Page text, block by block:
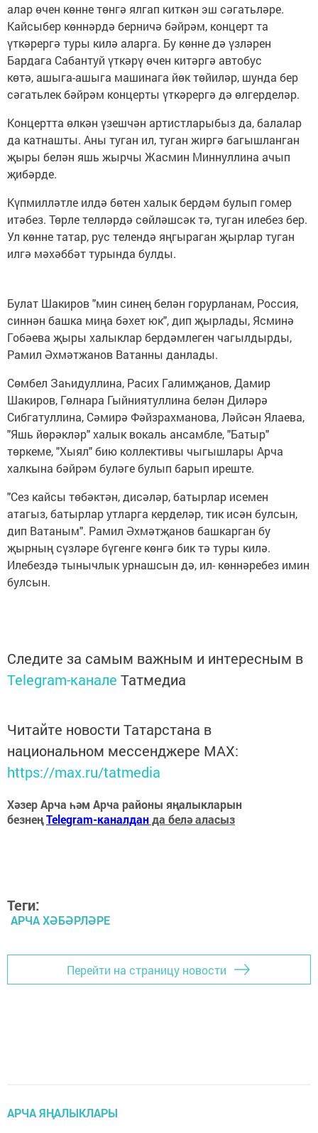
алар өчен көнне төнгә ялгап киткән эш сәгатьләре.
Кайсыбер көннәрдә берничә бәйрәм, концерт та
үткәрергә туры килә аларга. Бу көнне дә үзләрен
Бардага Сабантуй үткәрү өчен китәргә автобус
көтә, ашыга-ашыга машинага йөк төйиләр, шунда бер
сәгатьлек бәйрәм концерты үткәрергә дә өлгерделәр.
Концертта өлкән үзешчән артистларыбыз да, балалар
да катнашты. Аны туган ил, туган жиргә багышланган
җыры белән яшь жырчы Жасмин Миннуллина ачып
җибәрде.
Күпмилләтле илдә бөтен халык бердәм булып гомер
итәбез. Төрле телләрдә сөйләшсәк тә, туган илебез бер.
Ул көнне татар, рус телендә яңгыраган җырлар туган
илгә мәхәббәт турында булды.
Булат Шакиров "мин синең белән горурланам, Россия,
синнән башка миңа бәхет юк", дип җырлады, Ясминә
Гобәева җыры халыклар бердәмлеген чагылдырды,
Рамил Әхмәтжанов Ватанны данлады.
Сөмбел Заһидуллина, Расих Галимҗанов, Дамир
Шакиров, Гөлнара Гыйниятуллина белән Диләрә
Сибгатуллина, Сәмирә Фәйзрахманова, Ләйсән Ялаева,
"Яшь йөрәкләр" халык вокаль ансамбле, "Батыр"
төркеме, "Хыял" бию коллективы чыгышлары Арча
халкына бәйрәм буләге булып барып иреште.
"Сез кайсы төбәктән, дисәләр, батырлар исемен
атагыз, батырлар утларга керделәр, тик исән булсын,
дип Ватаным". Рамил Әхмәтҗанов башкарган бу
җырның сүзләре бүгенге көнгә бик тә туры килә.
Илебездә тынычлык урнашсын дә, ил- көннәребез имин
булсын.
Следите за самым важным и интересным в
Telegram-канале Татмедиа
Читайте новости Татарстана в
национальном мессенджере MАХ:
https://max.ru/tatmedia
Хәзер Арча һәм Арча районы яңалыкларын
безнеңTelegram-каналданда белә аласыз
Теги:
АРЧА ХӘБӘРЛӘРЕ
Перейти на страницу новости
АРЧА ЯҢАЛЫКЛАРЫ